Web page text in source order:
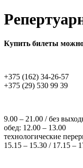
Купить билеты можно
+375 (162) 34-26-57
+375 (29) 530 99 39
9.00 – 21.00 / без
обед: 12.00 – 13.00
технологические
15.15 – 15.30 / 17.15 –